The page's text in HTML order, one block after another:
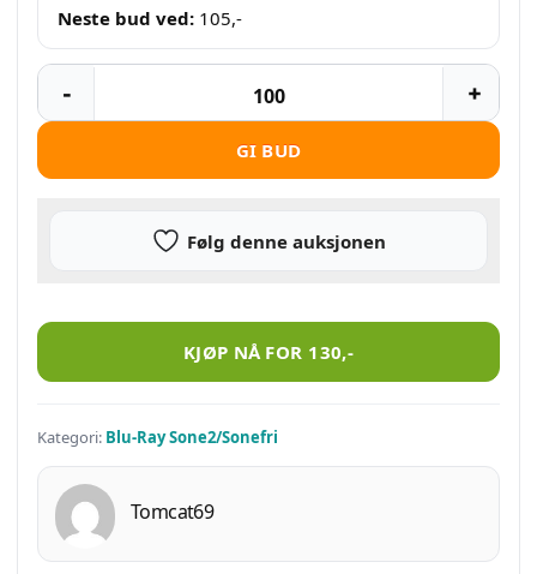
Neste bud ved: 105,-
GI BUD
Følg denne auksjonen
Vikings – sesong 2 antall
KJØP NÅ FOR 130,-
Kategori: Blu-Ray Sone2/Sonefri
Tomcat69